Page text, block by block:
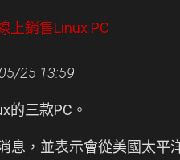
上銷售Linux PC
25 13:59
的三款PC。
息，並表示會從美國太平